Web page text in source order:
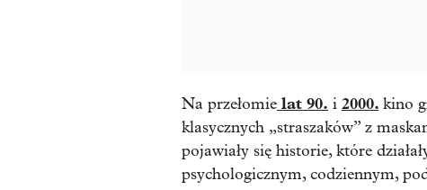
Na przełomie lat 90. i 2000. kino
klasycznych „straszaków” z
pojawiały się historie, które
psychologicznym, codziennym,